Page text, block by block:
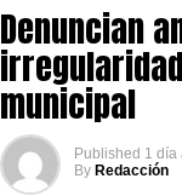
Denuncian
municipal
Published 1 día
By Redacción